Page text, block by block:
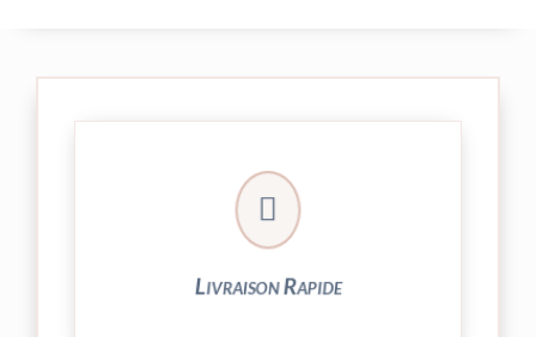

Livraison Rapide
Votre commande est expédiée sous
24/48h et livrée par Colissimo.